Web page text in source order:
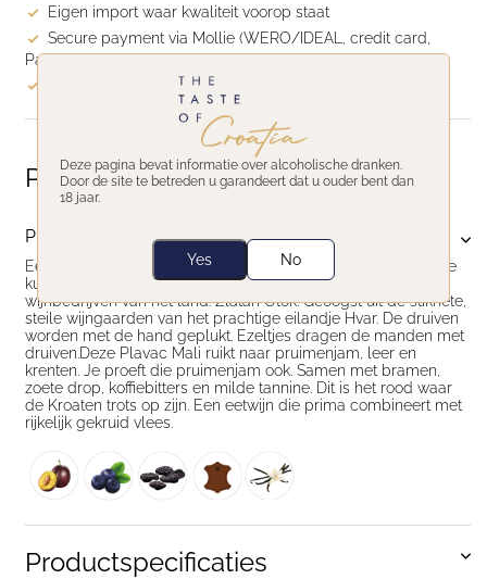
Eigen import waar kwaliteit voorop staat
Secure payment via Mollie (WERO/IDEAL, credit card,
PayPal, Klarna)
Snelle levering: binnen 1–3 werkdagen
Productomschrijving
Productomschrijving
Een oeroude druif Plavac Mali, die groeit aan de Dalmatische
kust. Gemaakt door één van de meest vooraanstaande
wijnbedrijven van het land: Zlatan Otok. Geoogst uit de stikhete,
steile wijngaarden van het prachtige eilandje Hvar. De druiven
worden met de hand geplukt. Ezeltjes dragen de manden met
druiven.Deze Plavac Mali ruikt naar pruimenjam, leer en
krenten. Je proeft die pruimenjam ook. Samen met bramen,
zoete drop, koffiebitters en milde tannine. Dit is het rood waar
de Kroaten trots op zijn. Een eetwijn die prima combineert met
rijkelijk gekruid vlees.
Productspecificaties
Deze pagina bevat informatie over alcoholische dranken.
Door de site te betreden u garandeert dat u ouder bent dan
18 jaar.
Yes No